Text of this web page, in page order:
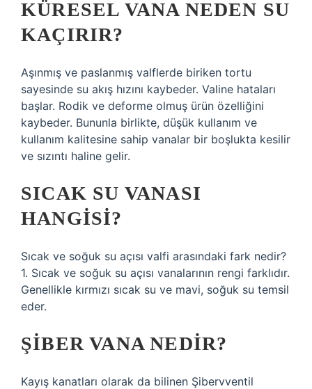
KÜRESEL VANA NEDEN SU
KAÇIRIR?
Aşınmış ve paslanmış valflerde biriken tortu
sayesinde su akış hızını kaybeder. Valine hataları
başlar. Rodik ve deforme olmuş ürün özelliğini
kaybeder. Bununla birlikte, düşük kullanım ve
kullanım kalitesine sahip vanalar bir boşlukta kesilir
ve sızıntı haline gelir.
SICAK SU VANASI
HANGISI?
Sıcak ve soğuk su açısı valfi arasındaki fark nedir?
1. Sıcak ve soğuk su açısı vanalarının rengi farklıdır.
Genellikle kırmızı sıcak su ve mavi, soğuk su temsil
eder.
ŞIBER VANA NEDIR?
Kayış kanatları olarak da bilinen Şibervventil